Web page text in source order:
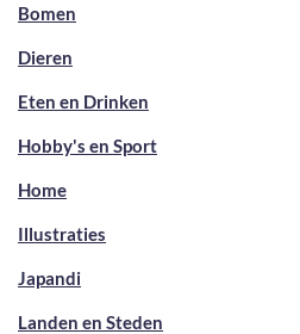
Bomen
Dieren
Eten en Drinken
Hobby's en Sport
Home
Illustraties
Japandi
Landen en Steden